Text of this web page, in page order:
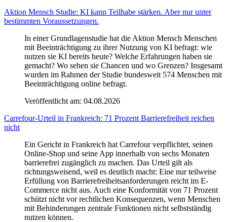
Aktion Mensch Studie: KI kann Teilhabe stärken. Aber nur unter
bestimmten Voraussetzungen.
In einer Grundlagenstudie hat die Aktion Mensch Menschen
mit Beeinträchtigung zu ihrer Nutzung von KI befragt: wie
nutzen sie KI bereits heute? Welche Erfahrungen haben sie
gemacht? Wo sehen sie Chancen und wo Grenzen? Insgesamt
wurden im Rahmen der Studie bundesweit 574 Menschen mit
Beeinträchtigung online befragt.
Veröffentlicht am: 04.08.2026
Carrefour-Urteil in Frankreich: 71 Prozent Barrierefreiheit reichen
nicht
Ein Gericht in Frankreich hat Carrefour verpflichtet, seinen
Online-Shop und seine App innerhalb von sechs Monaten
barrierefrei zugänglich zu machen. Das Urteil gilt als
richtungsweisend, weil es deutlich macht: Eine nur teilweise
Erfüllung von Barrierefreiheitsanforderungen reicht im E-
Commerce nicht aus. Auch eine Konformität von 71 Prozent
schützt nicht vor rechtlichen Konsequenzen, wenn Menschen
mit Behinderungen zentrale Funktionen nicht selbstständig
nutzen können.